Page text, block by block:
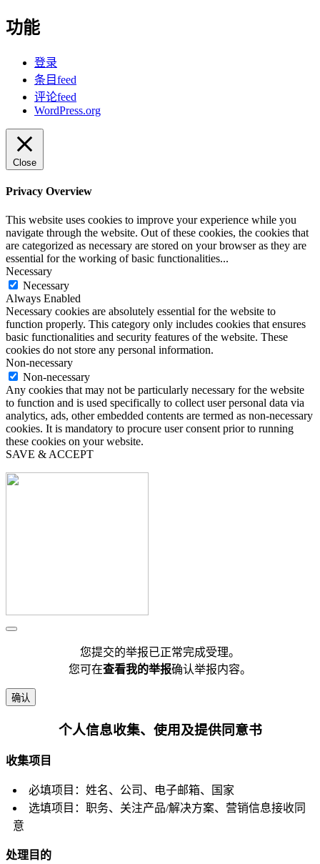
功能
登录
条目feed
评论feed
WordPress.org
Close
Privacy Overview
This website uses cookies to improve your experience while you
navigate through the website. Out of these cookies, the cookies that
are categorized as necessary are stored on your browser as they are
essential for the working of basic functionalities...
Necessary
Necessary
Always Enabled
Necessary cookies are absolutely essential for the website to
function properly. This category only includes cookies that ensures
basic functionalities and security features of the website. These
cookies do not store any personal information.
Non-necessary
Non-necessary
Any cookies that may not be particularly necessary for the website
to function and is used specifically to collect user personal data via
analytics, ads, other embedded contents are termed as non-necessary
cookies. It is mandatory to procure user consent prior to running
these cookies on your website.
SAVE & ACCEPT
您提交的举报已正常完成受理。
您可在查看我的举报确认举报内容。
确认
个人信息收集、使用及提供同意书
收集项目
必填项目：姓名、公司、电子邮箱、国家
选填项目：职务、关注产品/解决方案、营销信息接收同
意
处理目的